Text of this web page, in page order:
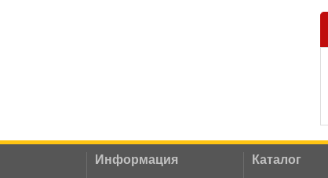
Информация Каталог